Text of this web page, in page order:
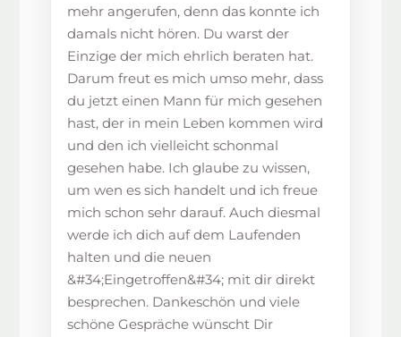
mehr angerufen, denn das konnte ich
damals nicht hören. Du warst der
Einzige der mich ehrlich beraten hat.
Darum freut es mich umso mehr, dass
du jetzt einen Mann für mich gesehen
hast, der in mein Leben kommen wird
und den ich vielleicht schonmal
gesehen habe. Ich glaube zu wissen,
um wen es sich handelt und ich freue
mich schon sehr darauf. Auch diesmal
werde ich dich auf dem Laufenden
halten und die neuen
&#34;Eingetroffen&#34; mit dir direkt
besprechen. Dankeschön und viele
schöne Gespräche wünscht Dir